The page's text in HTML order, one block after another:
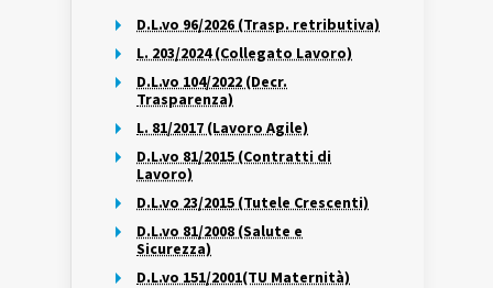
D.L.vo 96/2026 (Trasp. retributiva)
L. 203/2024 (Collegato Lavoro)
D.L.vo 104/2022 (Decr.
Trasparenza)
L. 81/2017 (Lavoro Agile)
D.L.vo 81/2015 (Contratti di
Lavoro)
D.L.vo 23/2015 (Tutele Crescenti)
D.L.vo 81/2008 (Salute e
Sicurezza)
D.L.vo 151/2001(TU Maternità)